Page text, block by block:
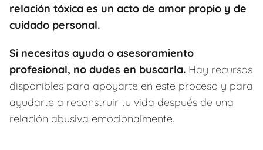
relación tóxica es un acto de amor propio y de
cuidado personal.
Si necesitas ayuda o asesoramiento
profesional, no dudes en buscarla. Hay recursos
disponibles para apoyarte en este proceso y para
ayudarte a reconstruir tu vida después de una
relación abusiva emocionalmente.